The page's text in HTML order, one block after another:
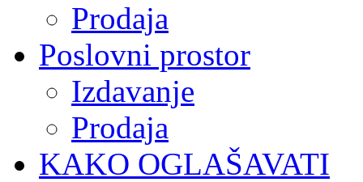
Prodaja
Poslovni prostor
Izdavanje
Prodaja
KAKO OGLAŠAVATI